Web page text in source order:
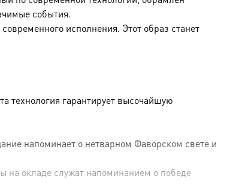
события.
исполнения. Этот образ станет
технология гарантирует высочайшую
напоминает о нетварном Фаворском свете и
на окладе служат напоминанием о победе